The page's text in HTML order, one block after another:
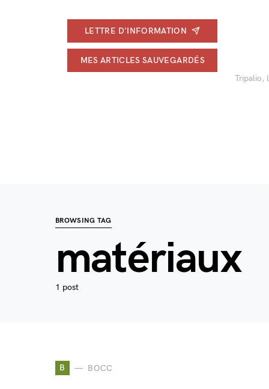
LETTRE D'INFORMATION
MES ARTICLES SAUVEGARDÉS
Tripalio,
BROWSING TAG
matériaux
1 post
B BOCC